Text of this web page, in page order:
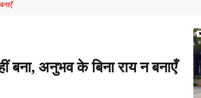
बना, अनुभव के बिना राय न बनाएँ